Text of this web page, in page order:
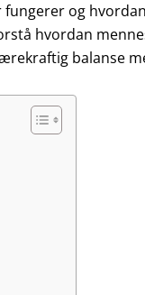
og
hvordan
balanse